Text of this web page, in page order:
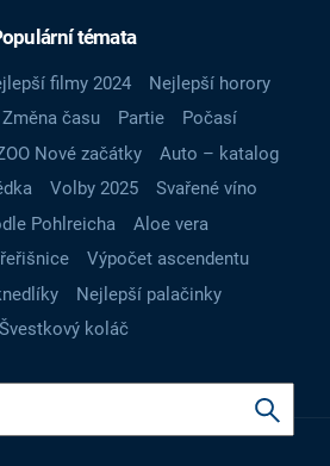
témata
filmy 2024
Nejlepší horory
Změna času Partie
Počasí
Nové začátky
Auto – katalog
Volby 2025
Svařené víno
Pohlreicha
Aloe vera
Výpočet ascendentu
Nejlepší palačinky
Švestkový koláč